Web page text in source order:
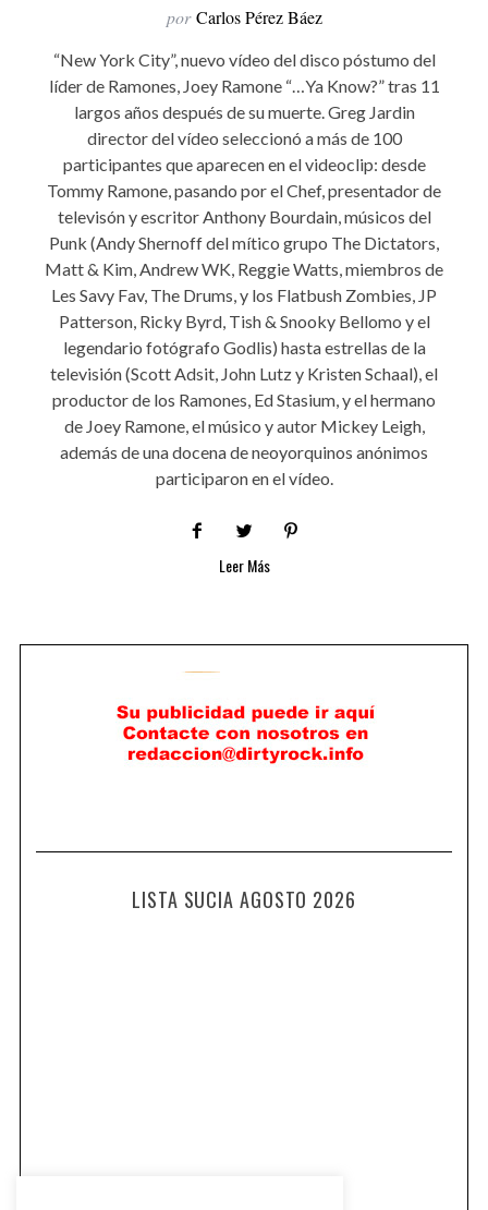
por Carlos Pérez Báez
“New York City”, nuevo vídeo del disco póstumo del
líder de Ramones, Joey Ramone “…Ya Know?” tras 11
largos años después de su muerte. Greg Jardin
director del vídeo seleccionó a más de 100
participantes que aparecen en el videoclip: desde
Tommy Ramone, pasando por el Chef, presentador de
televisón y escritor Anthony Bourdain, músicos del
Punk (Andy Shernoff del mítico grupo The Dictators,
Matt & Kim, Andrew WK, Reggie Watts, miembros de
Les Savy Fav, The Drums, y los Flatbush Zombies, JP
Patterson, Ricky Byrd, Tish & Snooky Bellomo y el
legendario fotógrafo Godlis) hasta estrellas de la
televisión (Scott Adsit, John Lutz y Kristen Schaal), el
productor de los Ramones, Ed Stasium, y el hermano
de Joey Ramone, el músico y autor Mickey Leigh,
además de una docena de neoyorquinos anónimos
participaron en el vídeo.
Leer Más
LISTA SUCIA AGOSTO 2026